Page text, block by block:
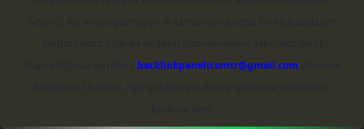
backlinkpanelicomtr@gmail.com